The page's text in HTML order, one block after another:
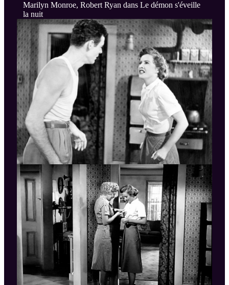
Marilyn Monroe, Robert Ryan dans Le démon s'éveille
la nuit